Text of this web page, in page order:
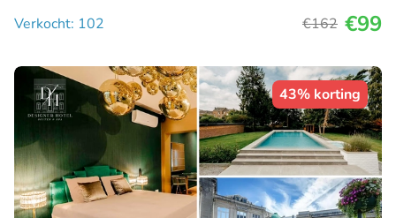
Verkocht: 102
€162 €99
43% korting